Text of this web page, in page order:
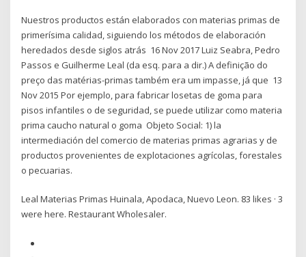
Nuestros productos están elaborados con materias primas de
primerísima calidad, siguiendo los métodos de elaboración
heredados desde siglos atrás 16 Nov 2017 Luiz Seabra, Pedro
Passos e Guilherme Leal (da esq. para a dir.) A definição do
preço das matérias-primas também era um impasse, já que 13
Nov 2015 Por ejemplo, para fabricar losetas de goma para
pisos infantiles o de seguridad, se puede utilizar como materia
prima caucho natural o goma Objeto Social: 1) la
intermediación del comercio de materias primas agrarias y de
productos provenientes de explotaciones agrícolas, forestales
o pecuarias.
Leal Materias Primas Huinala, Apodaca, Nuevo Leon. 83 likes · 3
were here. Restaurant Wholesaler.